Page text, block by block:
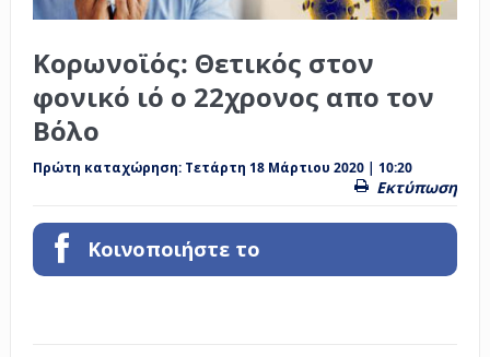
Κορωνοϊός: Θετικός στον
φονικό ιό ο 22χρονος απο τον
Βόλο
Πρώτη καταχώρηση: Τετάρτη 18 Μάρτιου 2020 | 10:20
Εκτύπωση
Κοινοποιήστε το